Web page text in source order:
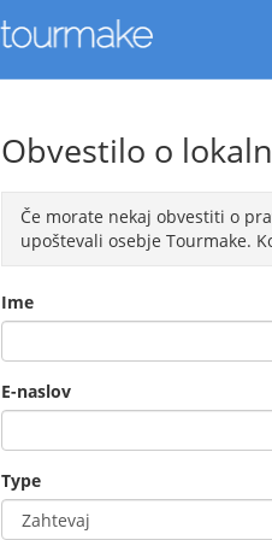
Obvestilo o
Če morate nekaj obvestiti o
upoštevali osebje Tourmake.
Ime
E-naslov
Type